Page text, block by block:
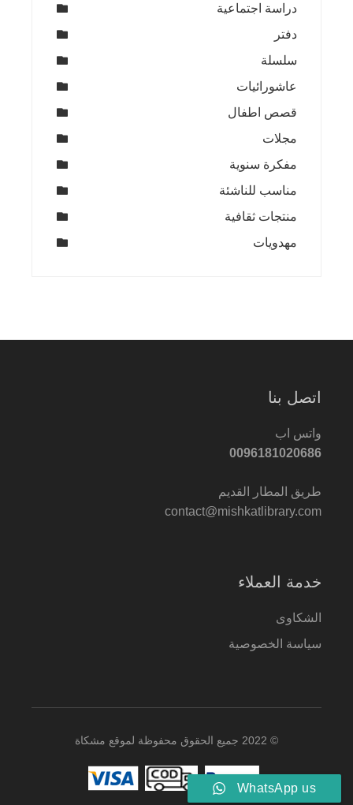
دراسة اجتماعية
دفتر
سلسلة
عاشورائيات
قصص اطفال
مجلات
مفكرة سنوية
مناسب للناشئة
منتجات ثقافية
مهدويات
اتصل بنا
واتس اب
0096181020686
طريق المطار القديم
contact@mishkatlibrary.com
خدمة العملاء
الشكاوى
سياسة الخصوصية
© 2022 جميع الحقوق محفوظة لموقع مشكاة
WhatsApp us